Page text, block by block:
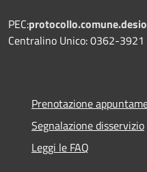
PEC:
Centralino Unico: 0362-3921
Prenotazione
Segnalazione disservizio
Leggi le FAQ